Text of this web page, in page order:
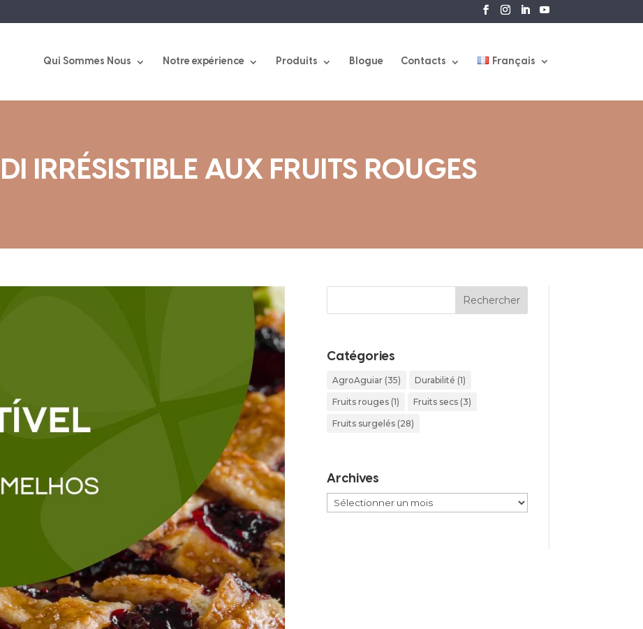
Qui Sommes Nous Notre expérience Produits Blogue Contacts Français
IRRÉSISTIBLE AUX FRUITS ROUGES
Catégories
AgroAguiar(35) Durabilité (1)
Fruits rouges(1) Fruits secs(3)
Fruits surgelés(28)
Archives
Archives